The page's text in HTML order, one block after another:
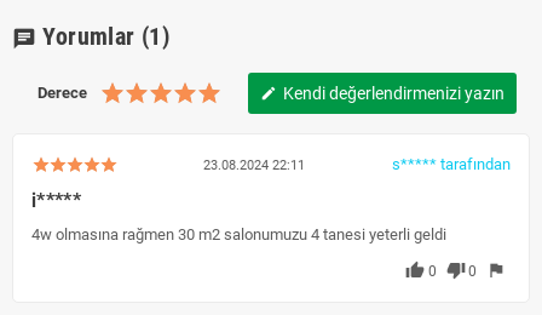
chat Yorumlar (1)
Derece edit Kendi değerlendirmenizi yazın
23.08.2024 22:11 s***** tarafından
i*****
4w olmasına rağmen 30 m2 salonumuzu 4 tanesi yeterli geldi
thumb_up 0 thumb_down0 flag